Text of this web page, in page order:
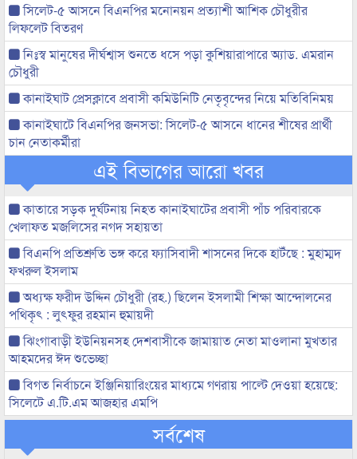
সিলেট-৫ আসনে বিএনপির মনোনয়ন প্রত্যাশী আশিক চৌধুরীর
লিফলেট বিতরণ
নিঃস্ব মানুষের দীর্ঘশ্বাস শুনতে ধসে পড়া কুশিয়ারাপারে অ্যাড. এমরান
চৌধুরী
কানাইঘাট প্রেসক্লাবে প্রবাসী কমিউনিটি নেতৃবৃন্দের নিয়ে মতিবিনিময়
কানাইঘাটে বিএনপির জনসভা: সিলেট-৫ আসনে ধানের শীষের প্রার্থী
চান নেতাকর্মীরা
এই বিভাগের আরো খবর
কাতারে সড়ক দুর্ঘটনায় নিহত কানাইঘাটের প্রবাসী পাঁচ পরিবারকে
খেলাফত মজলিসের নগদ সহায়তা
বিএনপি প্রতিশ্রুতি ভঙ্গ করে ফ্যাসিবাদী শাসনের দিকে হাটঁছে : মুহাম্মদ
ফখরুল ইসলাম
অধ্যক্ষ ফরীদ উদ্দিন চৌধুরী (রহ.) ছিলেন ইসলামী শিক্ষা আন্দোলনের
পথিকৃৎ : লুৎফুর রহমান হুমায়দী
ঝিংগাবাড়ী ইউনিয়নসহ দেশবাসীকে জামায়াত নেতা মাওলানা মুখতার
আহমদের ঈদ শুভেচ্ছা
বিগত নির্বাচনে ইঞ্জিনিয়ারিংয়ের মাধ্যমে গণরায় পাল্টে দেওয়া হয়েছে:
সিলেটে এ.টি.এম আজহার এমপি
সর্বশেষ